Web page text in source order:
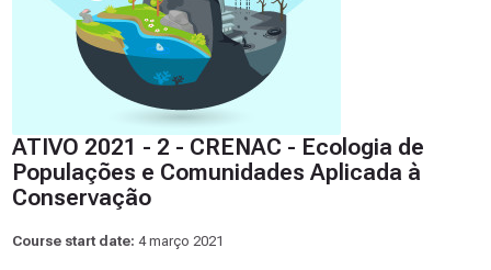
ATIVO 2021 - 2 - CRENAC - Ecologia de
Populações e Comunidades Aplicada à
Conservação
Course start date: 4 março 2021